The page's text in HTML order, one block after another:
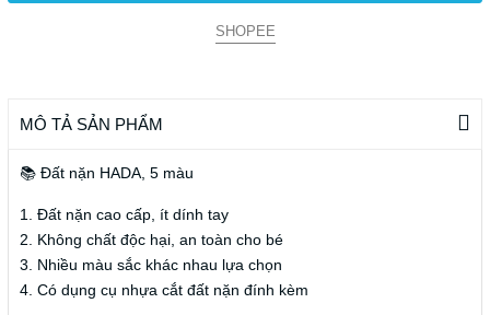
SHOPEE
MÔ TẢ SẢN PHẨM
📚 Đất nặn HADA, 5 màu
1. Đất nặn cao cấp, ít dính tay
2. Không chất độc hại, an toàn cho bé
3. Nhiều màu sắc khác nhau lựa chọn
4. Có dụng cụ nhựa cắt đất nặn đính kèm